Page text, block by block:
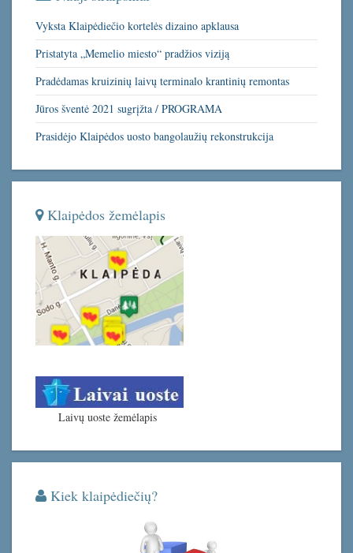
Vyksta Klaipėdiečio kortelės dizaino apklausa
Pristatyta „Memelio miesto“ pradžios viziją
Pradėdamas kruizinių laivų terminalo krantinių remontas
Jūros šventė 2021 sugrįžta / PROGRAMA
Prasidėjo Klaipėdos uosto bangolaužių rekonstrukcija
Klaipėdos žemėlapis
Laivų uoste žemėlapis
Kiek klaipėdiečių?